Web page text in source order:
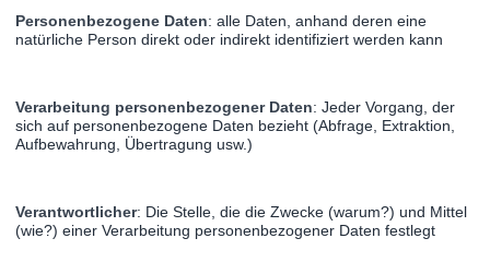
Personenbezogene Daten: alle Daten, anhand deren eine
natürliche Person direkt oder indirekt identifiziert werden kann
Verarbeitung personenbezogener Daten: Jeder Vorgang, der
sich auf personenbezogene Daten bezieht (Abfrage, Extraktion,
Aufbewahrung, Übertragung usw.)
Verantwortlicher: Die Stelle, die die Zwecke (warum?) und Mittel
(wie?) einer Verarbeitung personenbezogener Daten festlegt